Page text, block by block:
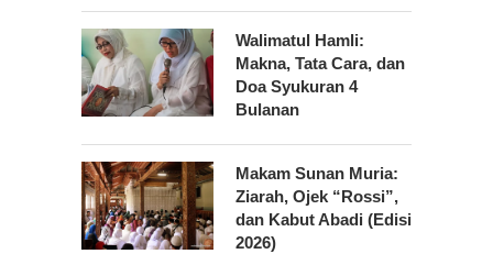
Walimatul Hamli:
Makna, Tata Cara, dan
Doa Syukuran 4
Bulanan
Makam Sunan Muria:
Ziarah, Ojek “Rossi”,
dan Kabut Abadi (Edisi
2026)